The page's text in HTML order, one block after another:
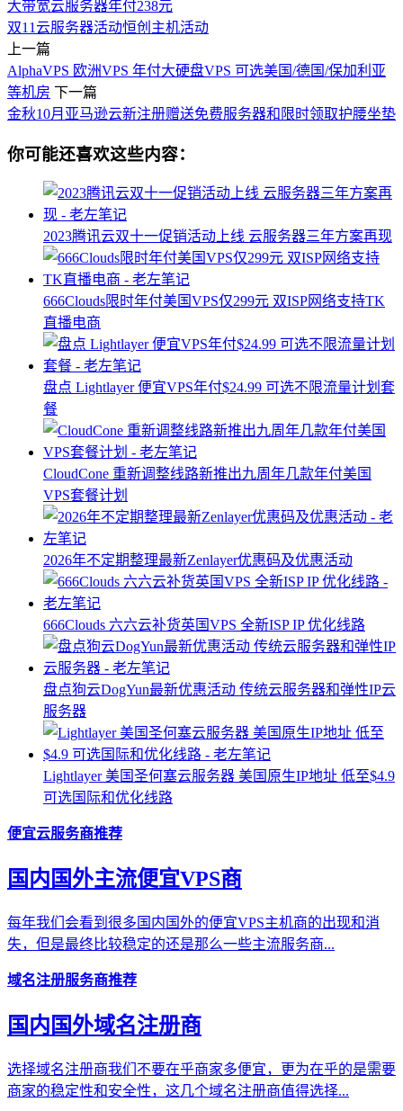
大带宽云服务器年付238元
双11云服务器活动恒创主机活动
上一篇
AlphaVPS 欧洲VPS 年付大硬盘VPS 可选美国/德国/保加利亚
等机房 下一篇
金秋10月亚马逊云新注册赠送免费服务器和限时领取护腰坐垫
你可能还喜欢这些内容：
2023腾讯云双十一促销活动上线 云服务器三年方案再现
666Clouds限时年付美国VPS仅299元 双ISP网络支持TK
直播电商
盘点 Lightlayer 便宜VPS年付$24.99 可选不限流量计划套
餐
CloudCone 重新调整线路新推出九周年几款年付美国
VPS套餐计划
2026年不定期整理最新Zenlayer优惠码及优惠活动
666Clouds 六六云补货英国VPS 全新ISP IP 优化线路
盘点狗云DogYun最新优惠活动 传统云服务器和弹性IP云
服务器
Lightlayer 美国圣何塞云服务器 美国原生IP地址 低至$4.9
可选国际和优化线路
便宜云服务商推荐
国内国外主流便宜VPS商
每年我们会看到很多国内国外的便宜VPS主机商的出现和消
失，但是最终比较稳定的还是那么一些主流服务商...
域名注册服务商推荐
国内国外域名注册商
选择域名注册商我们不要在乎商家多便宜，更为在乎的是需要
商家的稳定性和安全性，这几个域名注册商值得选择...